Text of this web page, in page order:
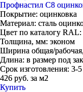
Профнастил С8
Покрытие: оцинковка
Материал: сталь
Цвет по каталогу RAL:
Толщина, мм: эконом
Ширина общая/
Длина: в размер под
Срок изготовления: 3-
426 руб. за м2
Купить